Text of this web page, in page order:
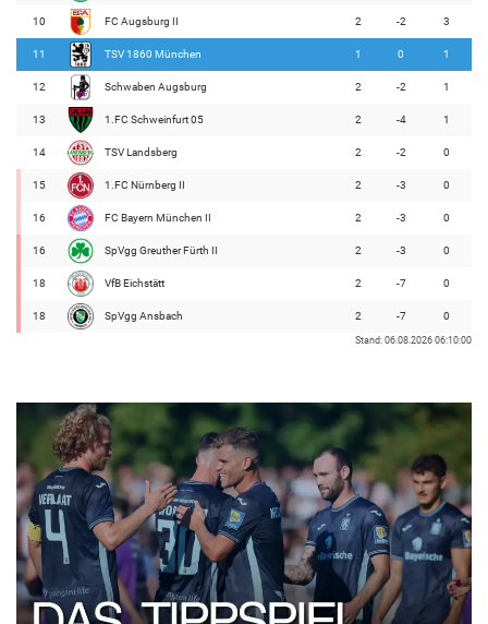
10 FC Augsburg II 2 -2 3
11 TSV 1860 München 1 0 1
12 Schwaben Augsburg 2 -2 1
13 1.FC Schweinfurt 05 2 -4 1
14 TSV Landsberg 2 -2 0
15 1.FC Nürnberg II 2 -3 0
16 FC Bayern München II 2 -3 0
16 SpVgg Greuther Fürth II 2 -3 0
18 VfB Eichstätt 2 -7 0
18 SpVgg Ansbach 2 -7 0
Stand: 06.08.2026 06:10:00